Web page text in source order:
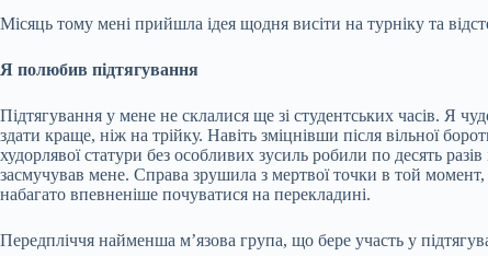
Місяць тому мені прийшла ідея щодня висіти на турніку та
Я полюбив підтягування
Підтягування у мене не склалися ще зі студентських часів. Я
здати краще, ніж на трійку. Навіть зміцнівши після вільної
худорлявої статури без особливих зусиль робили по десять
засмучував мене. Справа зрушила з мертвої точки в той момент,
набагато впевненіше почуватися на перекладині.
Передпліччя найменша м’язова група, що бере участь у